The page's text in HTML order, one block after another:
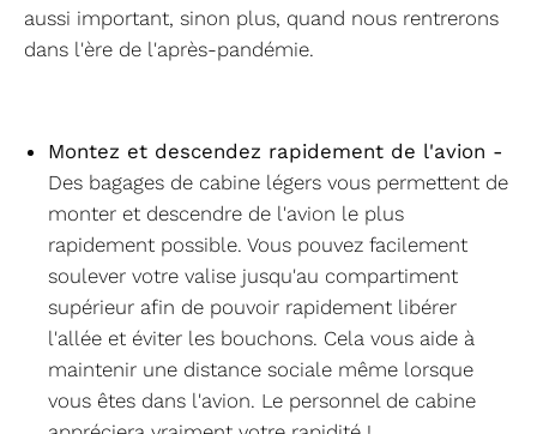
aussi important, sinon plus, quand nous rentrerons
dans l'ère de l'après-pandémie.
Montez et descendez rapidement de l'avion -
Des bagages de cabine légers vous permettent de
monter et descendre de l'avion le plus
rapidement possible. Vous pouvez facilement
soulever votre valise jusqu'au compartiment
supérieur afin de pouvoir rapidement libérer
l'allée et éviter les bouchons. Cela vous aide à
maintenir une distance sociale même lorsque
vous êtes dans l'avion. Le personnel de cabine